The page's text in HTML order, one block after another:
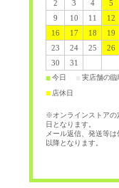
2
3 4 5
9
10 11 12
16
17 18 19
23
24 25 26
30
31
■今日 実店舗の臨
■ 店休日
※オンラインストアの
日となります。
メール返信、発送等
以降となります。